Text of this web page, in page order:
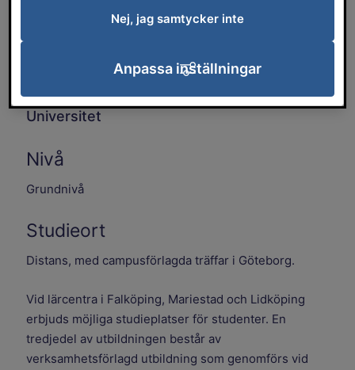
Utbildning i samarbete med Göteborgs
Universitet
Nivå
Grundnivå
Studieort
Distans, med campusförlagda träffar i Göteborg.
Vid lärcentra i Falköping, Mariestad och Lidköping
erbjuds möjliga studieplatser för studenter. En
tredjedel av utbildningen består av
verksamhetsförlagd utbildning som genomförs vid
Nej, jag samtycker inte
Anpassa inställningar